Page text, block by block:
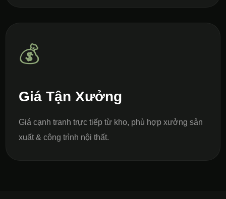
💰
Giá Tận Xưởng
Giá cạnh tranh trực tiếp từ kho, phù hợp xưởng sản
xuất & công trình nội thất.